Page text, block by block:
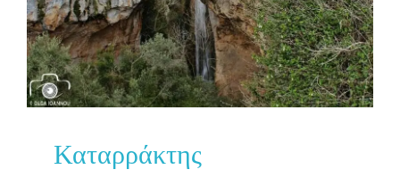
Καταρράκτης